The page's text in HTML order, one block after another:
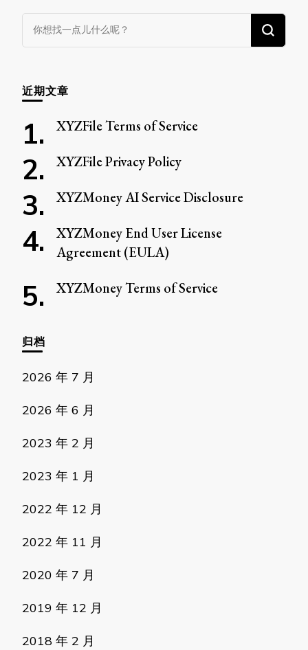
航
什
西
近期文章
XYZFile Terms of Service
XYZFile Privacy Policy
XYZMoney AI Service Disclosure
XYZMoney End User License
Agreement (EULA)
XYZMoney Terms of Service
归档
2026 年 7 月
2026 年 6 月
2023 年 2 月
2023 年 1 月
2022 年 12 月
2022 年 11 月
2020 年 7 月
2019 年 12 月
2018 年 2 月